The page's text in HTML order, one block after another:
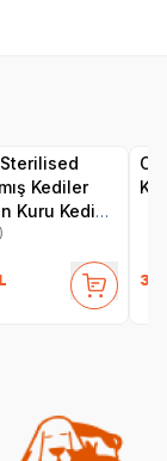
Kediler
Kuru Kedi